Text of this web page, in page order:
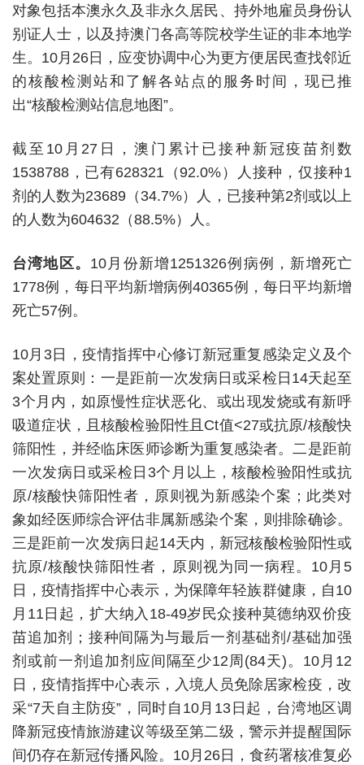
对象包括本澳永久及非永久居民、持外地雇员身份认
别证人士，以及持澳门各高等院校学生证的非本地学
生。10月26日，应变协调中心为更方便居民查找邻近
的核酸检测站和了解各站点的服务时间，现已推
出“核酸检测站信息地图”。
截至10月27日，澳门累计已接种新冠疫苗剂数
1538788，已有628321（92.0%）人接种，仅接种1
剂的人数为23689（34.7%）人，已接种第2剂或以上
的人数为604632（88.5%）人。
台湾地区。 10月份新增1251326例病例，新增死亡
1778例，每日平均新增病例40365例，每日平均新增
死亡57例。
10月3日，疫情指挥中心修订新冠重复感染定义及个
案处置原则：一是距前一次发病日或采检日14天起至
3个月内，如原慢性症状恶化、或出现发烧或有新呼
吸道症状，且核酸检验阳性且Ct值<27或抗原/核酸快
筛阳性，并经临床医师诊断为重复感染者。二是距前
一次发病日或采检日3个月以上，核酸检验阳性或抗
原/核酸快筛阳性者，原则视为新感染个案；此类对
象如经医师综合评估非属新感染个案，则排除确诊。
三是距前一次发病日起14天内，新冠核酸检验阳性或
抗原/核酸快筛阳性者，原则视为同一病程。10月5
日，疫情指挥中心表示，为保障年轻族群健康，自10
月11日起，扩大纳入18-49岁民众接种莫德纳双价疫
苗追加剂；接种间隔为与最后一剂基础剂/基础加强
剂或前一剂追加剂应间隔至少12周(84天)。10月12
日，疫情指挥中心表示，入境人员免除居家检疫，改
采“7天自主防疫”，同时自10月13日起，台湾地区调
降新冠疫情旅游建议等级至第二级，警示并提醒国际
间仍存在新冠传播风险。10月26日，食药署核准复必